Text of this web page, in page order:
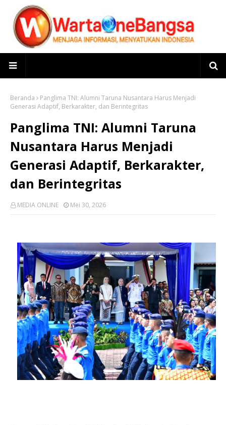
Beranda
Panglima TNI: Alumni Taruna Nusantara Harus Menjadi
Generasi Adaptif, Berkarakter, dan Berintegritas
Panglima TNI: Alumni Taruna
Nusantara Harus Menjadi
Generasi Adaptif, Berkarakter,
dan Berintegritas
MEDIA ONLINE Mei 30, 2026